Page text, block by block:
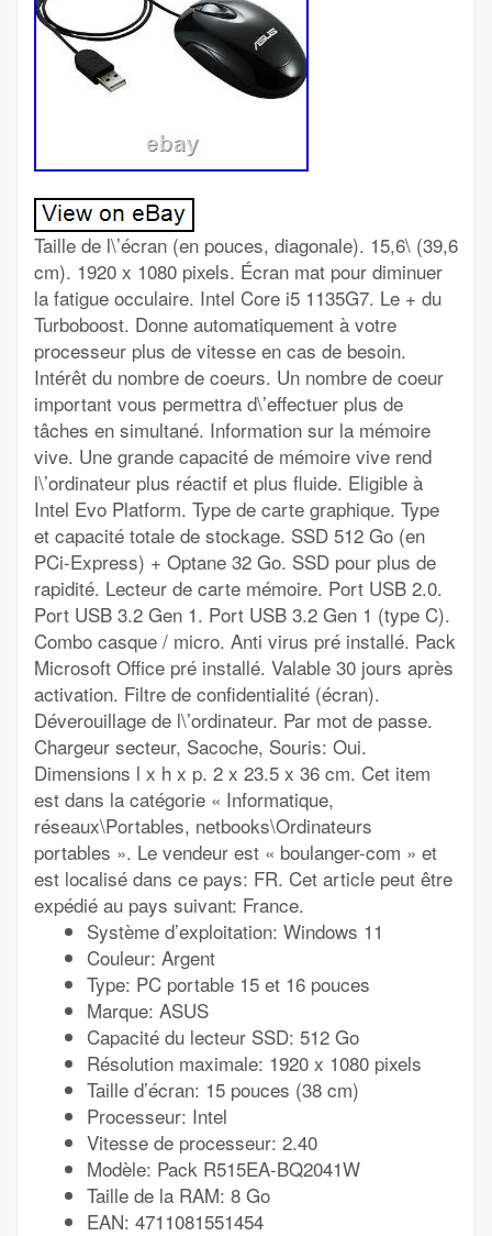
Taille de l\’écran (en pouces, diagonale). 15,6\ (39,6
cm). 1920 x 1080 pixels. Écran mat pour diminuer
la fatigue occulaire. Intel Core i5 1135G7. Le + du
Turboboost. Donne automatiquement à votre
processeur plus de vitesse en cas de besoin.
Intérêt du nombre de coeurs. Un nombre de coeur
important vous permettra d\’effectuer plus de
tâches en simultané. Information sur la mémoire
vive. Une grande capacité de mémoire vive rend
l\’ordinateur plus réactif et plus fluide. Eligible à
Intel Evo Platform. Type de carte graphique. Type
et capacité totale de stockage. SSD 512 Go (en
PCi-Express) + Optane 32 Go. SSD pour plus de
rapidité. Lecteur de carte mémoire. Port USB 2.0.
Port USB 3.2 Gen 1. Port USB 3.2 Gen 1 (type C).
Combo casque / micro. Anti virus pré installé. Pack
Microsoft Office pré installé. Valable 30 jours après
activation. Filtre de confidentialité (écran).
Déverouillage de l\’ordinateur. Par mot de passe.
Chargeur secteur, Sacoche, Souris: Oui.
Dimensions l x h x p. 2 x 23.5 x 36 cm. Cet item
est dans la catégorie « Informatique,
réseaux\Portables, netbooks\Ordinateurs
portables ». Le vendeur est « boulanger-com » et
est localisé dans ce pays: FR. Cet article peut être
expédié au pays suivant: France.
Système d’exploitation: Windows 11
Couleur: Argent
Type: PC portable 15 et 16 pouces
Marque: ASUS
Capacité du lecteur SSD: 512 Go
Résolution maximale: 1920 x 1080 pixels
Taille d’écran: 15 pouces (38 cm)
Processeur: Intel
Vitesse de processeur: 2.40
Modèle: Pack R515EA-BQ2041W
Taille de la RAM: 8 Go
EAN: 4711081551454